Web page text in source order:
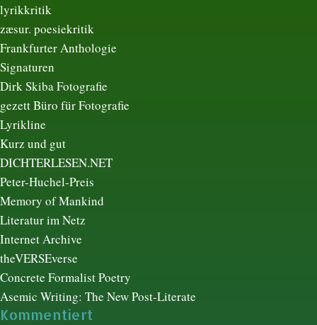
lyrikkritik
zæsur. poesiekritik
Frankfurter Anthologie
Signaturen
Dirk Skiba Fotografie
gezett Büro für Fotografie
Lyrikline
Kurz und gut
DICHTERLESEN.NET
Peter-Huchel-Preis
Memory of Mankind
Literatur im Netz
Internet Archive
theVERSEverse
Concrete Formalist Poetry
Asemic Writing: The New Post-Literate
Kommentiert